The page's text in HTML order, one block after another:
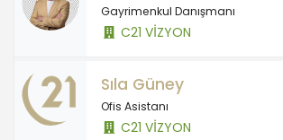
Gayrimenkul Danışmanı
C21 VİZYON
Sıla Güney
Ofis Asistanı
C21 VİZYON